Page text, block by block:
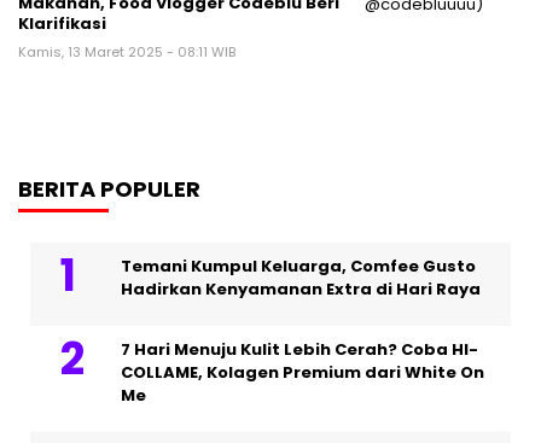
Klarifikasi
Kamis, 13 Maret 2025 - 08:11 WIB
BERITA POPULER
Temani Kumpul Keluarga, Comfee Gusto
Hadirkan Kenyamanan Extra di Hari Raya
7 Hari Menuju Kulit Lebih Cerah? Coba HI-
COLLAME, Kolagen Premium dari White On
Me